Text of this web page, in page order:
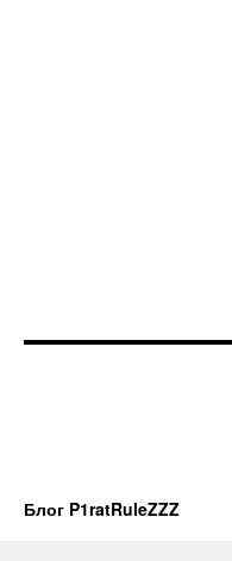
Блог P1ratRuleZZZ